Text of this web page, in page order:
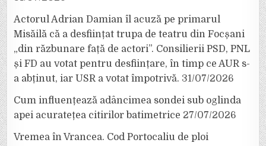
Actorul Adrian Damian îl acuză pe primarul
Misăilă că a desființat trupa de teatru din Focșani
„din răzbunare față de actori”. Consilierii PSD, PNL
și FD au votat pentru desființare, în timp ce AUR s-
a abținut, iar USR a votat împotrivă. 31/07/2026
Cum influențează adâncimea sondei sub oglinda
apei acuratețea citirilor batimetrice 27/07/2026
Vremea în Vrancea. Cod Portocaliu de ploi